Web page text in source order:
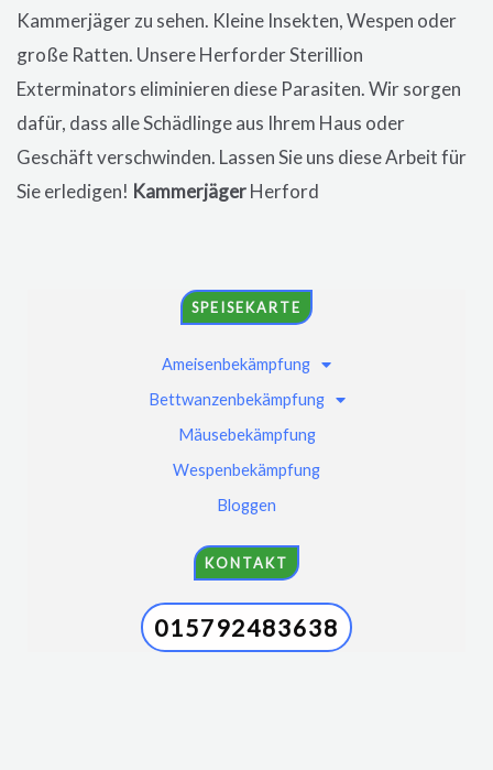
SPEISEKARTE
Ameisenbekämpfung
Bettwanzenbekämpfung
Mäusebekämpfung
Wespenbekämpfung
Bloggen
KONTAKT
015792483638
Kammerjäger zu sehen. Kleine Insekten, Wespen oder
große Ratten. UnsereHerforderSterillion
Exterminators eliminieren diese Parasiten. Wir sorgen
dafür, dass alle Schädlinge aus Ihrem Haus oder
Geschäft verschwinden. Lassen Sie uns diese Arbeit für
Sie erledigen! KammerjägerHerford